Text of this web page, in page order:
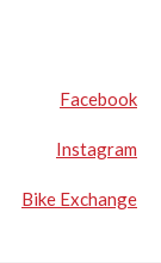
Facebook
Instagram
Bike Exchange